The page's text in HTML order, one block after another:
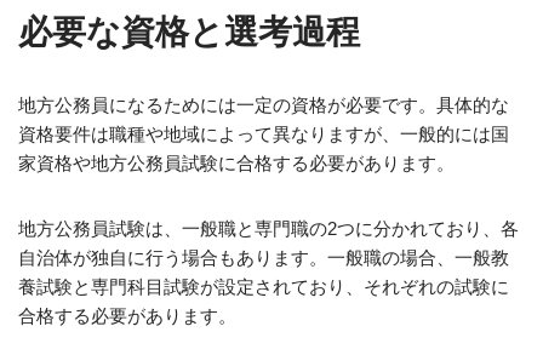
必要な資格と選考過程
地方公務員になるためには一定の資格が必要です。具体的な
資格要件は職種や地域によって異なりますが、一般的には国
家資格や地方公務員試験に合格する必要があります。
地方公務員試験は、一般職と専門職の2つに分かれており、各
自治体が独自に行う場合もあります。一般職の場合、一般教
養試験と専門科目試験が設定されており、それぞれの試験に
合格する必要があります。